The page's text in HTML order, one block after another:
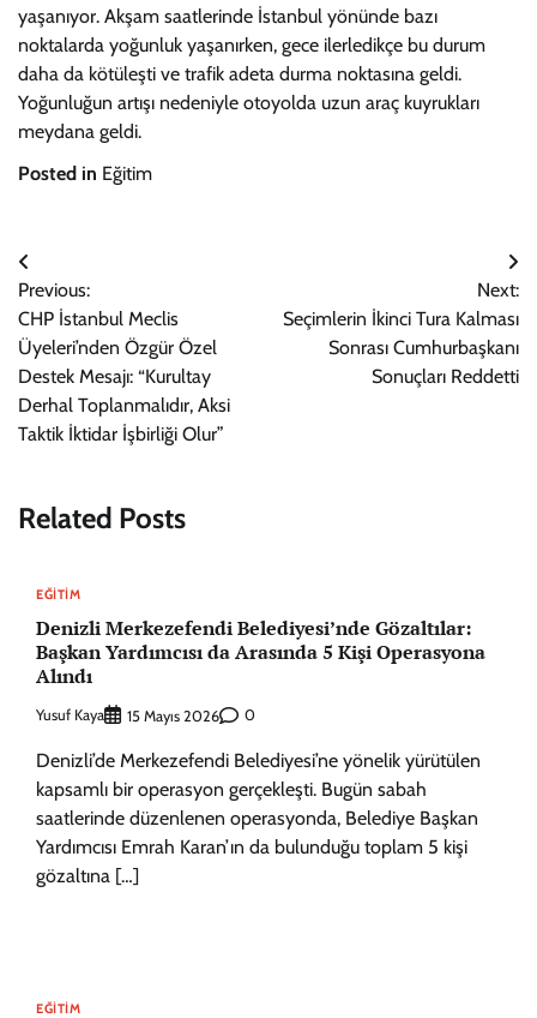
yaşanıyor. Akşam saatlerinde İstanbul yönünde bazı
noktalarda yoğunluk yaşanırken, gece ilerledikçe bu durum
daha da kötüleşti ve trafik adeta durma noktasına geldi.
Yoğunluğun artışı nedeniyle otoyolda uzun araç kuyrukları
meydana geldi.
Posted in Eğitim
Yazı
gezinmesi
Previous:
CHP İstanbul Meclis
Üyeleri’nden Özgür Özel
Destek Mesajı: “Kurultay
Derhal Toplanmalıdır, Aksi
Taktik İktidar İşbirliği Olur”
Next:
Seçimlerin İkinci Tura Kalması
Sonrası Cumhurbaşkanı
Sonuçları Reddetti
Related Posts
EĞITIM
Denizli Merkezefendi Belediyesi’nde Gözaltılar:
Başkan Yardımcısı da Arasında 5 Kişi Operasyona
Alındı
Yusuf Kaya 15 Mayıs 2026 0
Denizli’de Merkezefendi Belediyesi’ne yönelik yürütülen
kapsamlı bir operasyon gerçekleşti. Bugün sabah
saatlerinde düzenlenen operasyonda, Belediye Başkan
Yardımcısı Emrah Karan’ın da bulunduğu toplam 5 kişi
gözaltına […]
EĞITIM